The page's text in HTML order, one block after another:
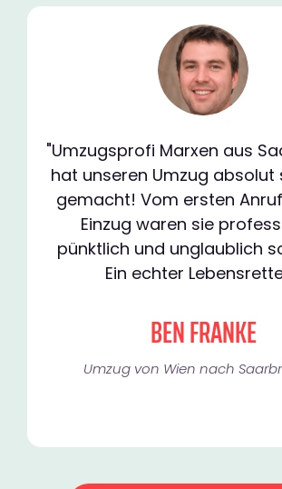
"Umzugsprofi Marxen aus
hat unseren Umzug absolut
gemacht! Vom ersten
Einzug waren sie
pünktlich und unglaublich
Ein echter
BEN FRANKE
Umzug von Wien nach